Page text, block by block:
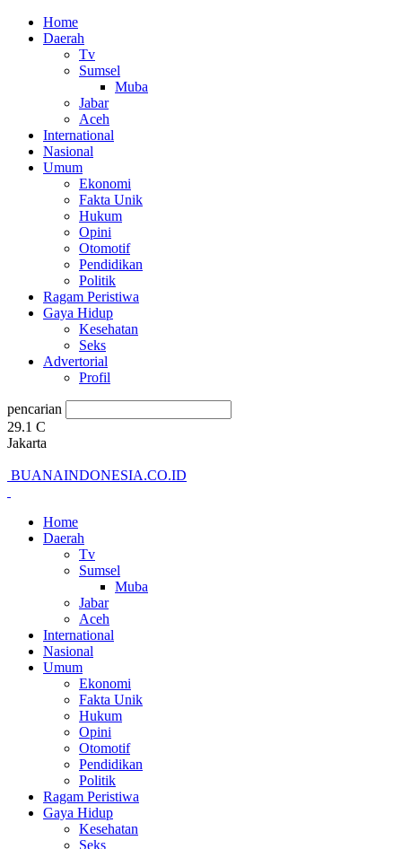
Home
Daerah
Tv
Sumsel
Muba
Jabar
Aceh
International
Nasional
Umum
Ekonomi
Fakta Unik
Hukum
Opini
Otomotif
Pendidikan
Politik
Ragam Peristiwa
Gaya Hidup
Kesehatan
Seks
Advertorial
Profil
pencarian
29.1 C
Jakarta
BUANAINDONESIA.CO.ID
Home
Daerah
Tv
Sumsel
Muba
Jabar
Aceh
International
Nasional
Umum
Ekonomi
Fakta Unik
Hukum
Opini
Otomotif
Pendidikan
Politik
Ragam Peristiwa
Gaya Hidup
Kesehatan
Seks